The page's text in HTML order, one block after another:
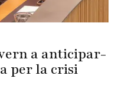
a anticipar-
per la crisi